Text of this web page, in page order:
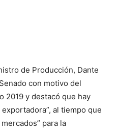
de Producción, Dante
con motivo del
2019 y destacó que hay
al tiempo que
para la